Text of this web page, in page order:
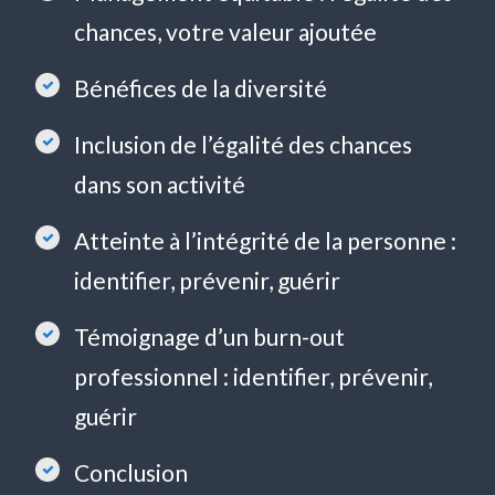
chances, votre valeur ajoutée
Bénéfices de la diversité
Inclusion de l’égalité des chances
dans son activité
Atteinte à l’intégrité de la personne :
identifier, prévenir, guérir
Témoignage d’un burn-out
professionnel : identifier, prévenir,
guérir
Conclusion